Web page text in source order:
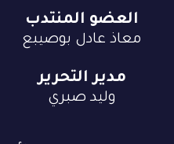
العضو المنتدب
معاذ عادل بوصيبع
مدير التحرير
وليد صبري